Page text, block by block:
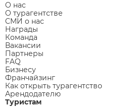
О нас
О турагентстве
СМИ о нас
Награды
Команда
Вакансии
Партнеры
FAQ
Бизнесу
Франчайзинг
Как открыть турагентство
Арендодателю
Туристам